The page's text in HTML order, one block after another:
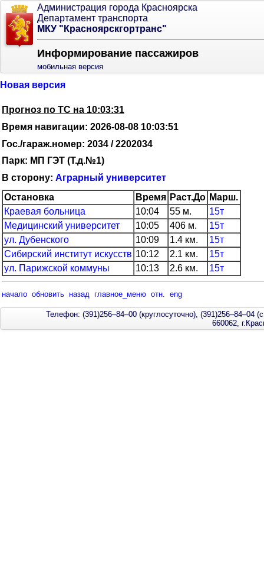
Администрация города Красноярска
Департамент транспорта
МКУ "Красноярскгортранс"
Информирование пассажиров
мобильная версия
Новая версия
Прогноз по ТС на 10:03:31
Время навигации: 2026-08-08 10:03:51
Гос./гараж.номер: 2034 / 2202034
Парк: МП ГЭТ (Т.д.№1)
В сторону: Аграрный университет
Остановка
Время Раст.До Марш.
Краевая больница
10:04 55 м.
15т
Медицинский университет
10:05 406 м.
15т
ул. Дубенского
10:09 1.4 км.
15т
Сибирский институт искусств 10:12 2.1 км.
15т
ул. Парижской коммуны
10:13 2.6 км. 15т
начало обновить назад главное_меню отн. eng
Телефон: (391)256–84–00 (круглосуточно), (391)256–84–04
660062,